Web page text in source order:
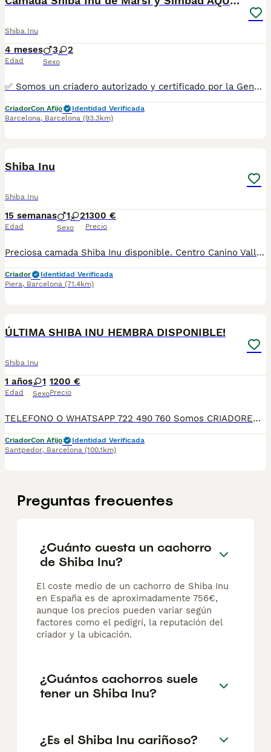
Shiba Inu
4 meses
Edad
3 2
Sexo
✅ Somos un criadero autorizado y certificado por la Generalitat de Catalunya bajo el número de Núcleo Zoológico G25/00314. PARA MÁS INFORMACIÓN: ☎️ 933095977 📱 685878504 / 674320847 💻 Más fotos y vídeos en nuestra web www.aquanatura.es 🚙 Hacemos envíos 📌 Calle Roger de Flor 45, muy cerca del Arc de Triomf de Barcelona, de Lunes a Sábados. Se entregan con sus vacunas, desparasitados interna y externamente, con microchip y su registro, cartilla sanitaria y contrato de garantías, documentación legal y factura.
CriadorCon Afijo
Identidad Verificada
Barcelona, Barcelona (93.3km)
Shiba Inu
Shiba Inu
15 semanas
Edad
1 2
Sexo
1300 €
Precio
Preciosa camada Shiba Inu disponible. Centro Canino Vallbonica es mucho más que un centro de cría , es una familia comprometida con el bienestar animal y la cria responsable, por ello todos nuestros bebés nacen y se crían en nuestras instalaciones , asegurando así un correcto desarrollo y una magnífica socialización, consiguiendo en cada ejemplar un carácter juguetón y extrovertido algo primordial para su adaptación como un miembro más en tu familia . Se entregan con el carnet de vacunas con el plan correspondiente a su edad , desparasitados y microchip implantado y activado en registro de Anicom. Facilitamos junto al cachorro contrato de compra con garantías víricas de 15 días y congénitas de 1 año . Contamos con un gran equipo de profesionales entre los que se encuentran educadores, auxiliares y Veterinarios ofreciendo los controles sanitarios necesarios así como continua vigilancia asegurando su bienestar . Hacemos envíos a toda España con empresa de transporte privado, proporcionando un viaje confortable y ofreciendo las atenciones necesarias a nuestros bebés . Si estás interesado en alguno de nuestros ejemplares solicita información sin compromiso al 722269698 . También atendemos vía WhatsApp . PRECIO REAL ( incluye el IVA) . Núcleo zoológico B2501315
Criador
Identidad Verificada
Piera, Barcelona (71.4km)
ÚLTIMA SHIBA INU HEMBRA DISPONIBLE!
Shiba Inu
1 años
Edad
1
Sexo
1200 €
Precio
TELEFONO O WHATSAPP 722 490 760 Somos CRIADORES PROFESIONALES, CON NÚCLEO ZOOLÓGICO PROPIO. Seleccionamos para tener los mejores ejemplares tanto a nivel morfología como a nivel de salud y comportamiento. Nuestros cachorros crecen en un ambiente familiar, con unas condiciones higiénico-sanitarias excepcionales y totalmente socializados, tanto con otros animales como con las personas, para garantizar su bienestar animal. No dudes en consultar sobre disponibilidad de entrega, reserva y sus características, Nuestros cachorros se entregan: DESPARASITADOS INTERNA Y EXTERNAMENTE CON SUS VACUNAS AL DÍA CORRESPONDIENTES POR EDAD CARTILLA DE VACUNACIÓN Y GARANTIA COMPLETA DE SALUD ( VÍRICAS, GENÉTICAS Y HEREDITARIAS) POR ESCRITO! PARA MAS INFORMACIÓN, FOTOS/VIDEOS O CONSULTAS LLAMANOS O ESCRIBENOS POR WHATSAPP AL 722 490 760 POSIBILIDAD DE ENTREGA PERSONALIZADA A DOMICILIO EN TODO EL TERRITORIO NACIONAL.
CriadorCon Afijo
Identidad Verificada
Santpedor, Barcelona (100.1km)
Preguntas frecuentes
¿Cuánto cuesta un cachorro
de Shiba Inu?
El coste medio de un cachorro de Shiba Inu
en España es de aproximadamente 756€,
aunque los precios pueden variar según
factores como el pedigrí, la reputación del
criador y la ubicación.
¿Cuántos cachorros suele
tener un Shiba Inu?
¿Es el Shiba Inu cariñoso?